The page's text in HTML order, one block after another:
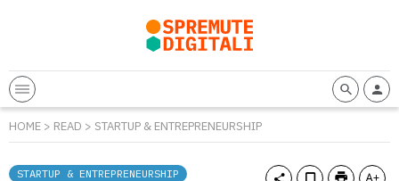
HOME > READ > STARTUP & ENTREPRENEURSHIP
STARTUP & ENTREPRENEURSHIP